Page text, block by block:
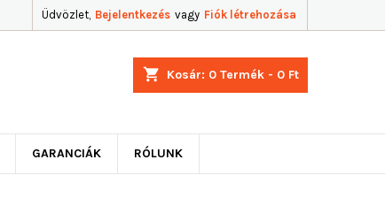
Üdvözlet, Bejelentkezés vagy Fiók létrehozása
shopping_cart Kosár: 0 Termék - 0 Ft
GARANCIÁK RÓLUNK